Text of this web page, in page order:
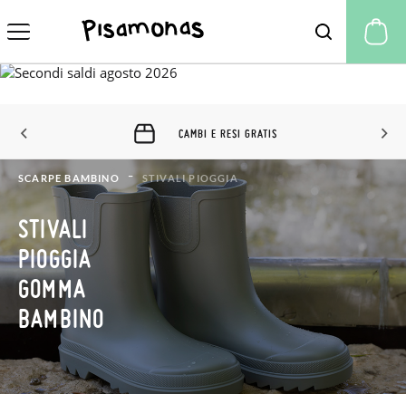
CAMBI E RESI 60 GIORNI
SCARPE BAMBINO STIVALI PIOGGIA
STIVALI
PIOGGIA
GOMMA
BAMBINO